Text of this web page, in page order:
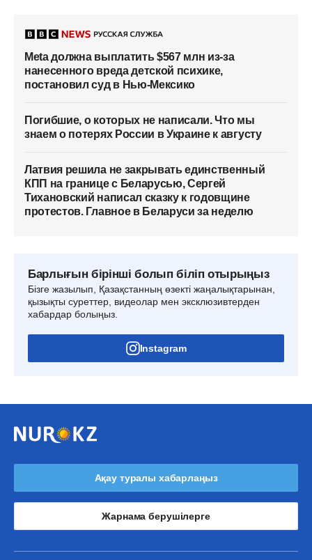
Meta должна выплатить $567 млн из-за
нанесенного вреда детской психике,
постановил суд в Нью-Мексико
Погибшие, о которых не написали. Что мы
знаем о потерях России в Украине к августу
Латвия решила не закрывать единственный
КПП на границе с Беларусью, Сергей
Тихановский написал сказку к годовщине
протестов. Главное в Беларуси за неделю
Барлығын бірінші болып біліп отырыңыз
Бізге жазылып, Қазақстанның өзекті жаңалықтарынан,
қызықты суреттер, видеолар мен эксклюзивтерден
хабардар болыңыз.
Instagram
Ақау туралы хабарлаңыз
Жарнама берушілерге